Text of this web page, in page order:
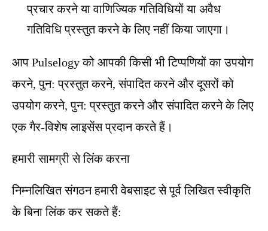
प्रचार करने या वाणिज्यिक गतिविधियों या अवैध
गतिविधि प्रस्तुत करने के लिए नहीं किया जाएगा।
आप Pulselogy को आपकी किसी भी टिप्पणियों का उपयोग
करने, पुन: प्रस्तुत करने, संपादित करने और दूसरों को
उपयोग करने, पुन: प्रस्तुत करने और संपादित करने के लिए
एक गैर-विशेष लाइसेंस प्रदान करते हैं।
हमारी सामग्री से लिंक करना
निम्नलिखित संगठन हमारी वेबसाइट से पूर्व लिखित स्वीकृति
के बिना लिंक कर सकते हैं: